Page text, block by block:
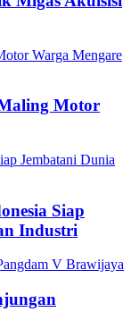
Motor
Siap
Industri